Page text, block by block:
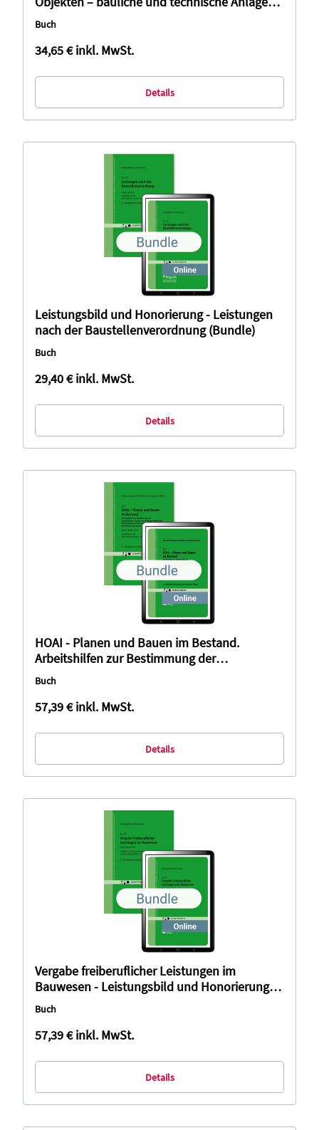
(Bundle)
Buch
34,65 €inkl. MwSt.
Details
Leistungsbild und Honorierung - Leistungen
nach der Baustellenverordnung (Bundle)
Buch
29,40 €inkl. MwSt.
Details
HOAI - Planen und Bauen im Bestand.
Arbeitshilfen zur Bestimmung der
anrechenbaren Kosten aus
mitzuverarbeitender Bausubstanz und des
Zuschlags für Umbauten und
Buch
57,39 €inkl. MwSt.
Details
Vergabe freiberuflicher Leistungen im
Bauwesen - Leistungsbild und Honorierung
(Bundle)
Buch
57,39 €inkl. MwSt.
Details